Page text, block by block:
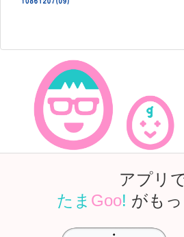
アプリ
たま Goo! がも